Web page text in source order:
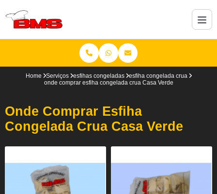
Home Serviços esfihas congeladas
esfiha congelada crua
onde comprar esfiha congelada crua Casa Verde
Onde Comprar Esfiha
Congelada Crua Casa Verde